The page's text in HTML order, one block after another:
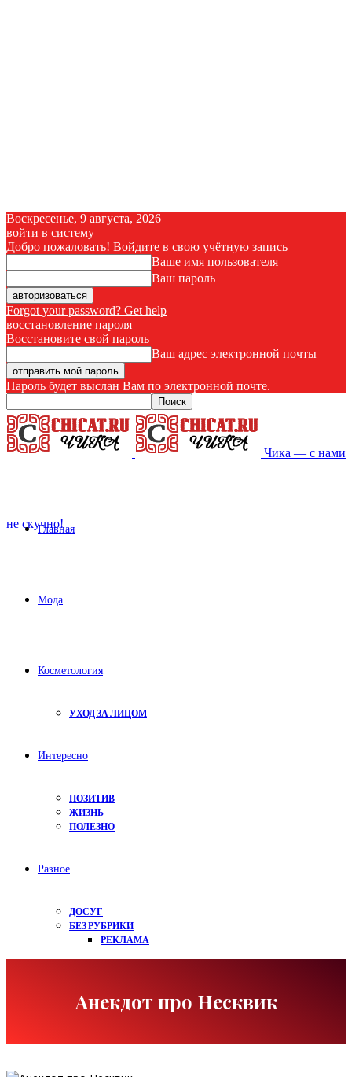
Воскресенье, 9 августа, 2026
войти в систему
Добро пожаловать! Войдите в свою учётную запись
Ваше имя пользователя
Ваш пароль
Forgot your password? Get help
восстановление пароля
Восстановите свой пароль
Ваш адрес электронной почты
Пароль будет выслан Вам по электронной почте.
Чика — с нами
не скучно!
Главная
Мода
Косметология
УХОД ЗА ЛИЦОМ
Интересно
ПОЗИТИВ
ЖИЗНЬ
ПОЛЕЗНО
Разное
ДОСУГ
БЕЗ РУБРИКИ
РЕКЛАМА
Анекдот про Несквик